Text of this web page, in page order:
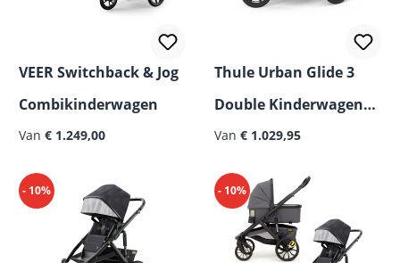
VEER Switchback & Jog
Combikinderwagen
Van € 1.249,00
Thule Urban Glide 3
Double Kinderwagen
2026, Zwart
Van € 1.029,95
- 10% - 10%